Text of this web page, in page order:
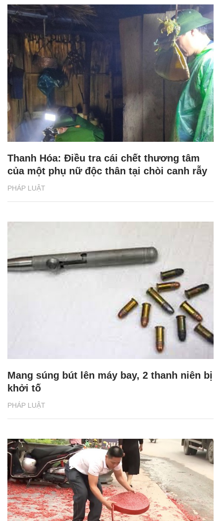
PHÁP LUẬT
Thanh Hóa: Điều tra cái chết thương tâm
của một phụ nữ độc thân tại chòi canh rẫy
PHÁP LUẬT
Mang súng bút lên máy bay, 2 thanh niên bị
khởi tố